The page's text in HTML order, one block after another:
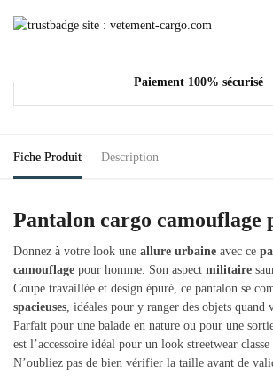
Paiement 100% sécurisé
Fiche Produit Description
Pantalon cargo camouflage
Donnez à votre look une allure urbaine avec ce
camouflage pour homme. Son aspect militaire
Coupe travaillée et design épuré, ce pantalon se
spacieuses, idéales pour y ranger des objets quand
Parfait pour une balade en nature ou pour une
est l’accessoire idéal pour un look streetwear classe
N’oubliez pas de bien vérifier la taille avant de